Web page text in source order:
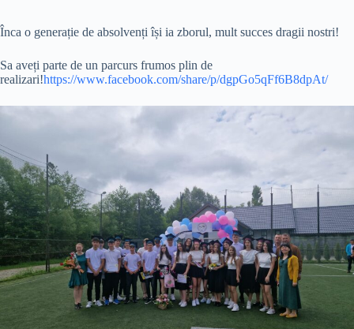
Înca o generație de absolvenți își ia zborul, mult succes dragii nostri!
Sa aveți parte de un parcurs frumos plin de
realizari!https://www.facebook.com/share/p/dgpGo5qFf6B8dpAt/